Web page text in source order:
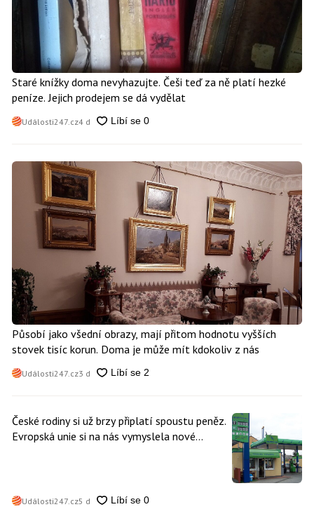
Staré knížky doma nevyhazujte. Češi teď za ně platí hezké
peníze. Jejich prodejem se dá vydělat
Události247.cz4 d
Působí jako všední obrazy, mají přitom hodnotu vyšších
stovek tisíc korun. Doma je může mít kdokoliv z nás
Události247.cz3 d
České rodiny si už brzy připlatí spoustu peněz.
Evropská unie si na nás vymyslela nové
Události247.cz5 d